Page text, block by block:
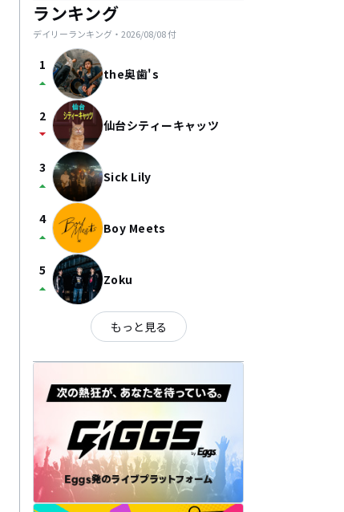
ランキング
デイリーランキング・ 2026/08/08付
1
arrow_drop_up the奥歯's
2
arrow_drop_down 仙台シティーキャッツ
3
arrow_drop_up Sick Lily
4
arrow_drop_up Boy Meets
5
arrow_drop_up Zoku
もっと見る